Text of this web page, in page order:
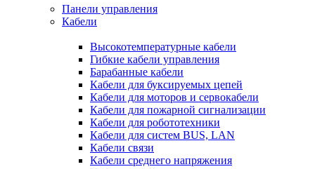
Панели управления
Кабели
Высокотемпературные кабели
Гибкие кабели управления
Барабанные кабели
Кабели для буксируемых цепей
Кабели для моторов и сервокабели
Кабели для пожарной сигнализации
Кабели для робототехники
Кабели для систем BUS, LAN
Кабели связи
Кабели среднего напряжения